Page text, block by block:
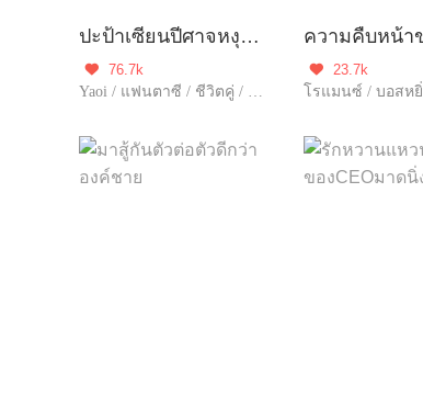
ปะป้าเซียนปีศาจหงุดหงิดง่าย

76.7k
Yaoi / แฟนตาซี / ชีวิตคู่ / โลกลึกลับ / รักหวานฉ่ำ / หนีพร้อมลูก / พ่ออุ่นนัก / รักเดียวใจเดียว / เอาแต่ใจ / พบกันอีกครั้ง

23.7k